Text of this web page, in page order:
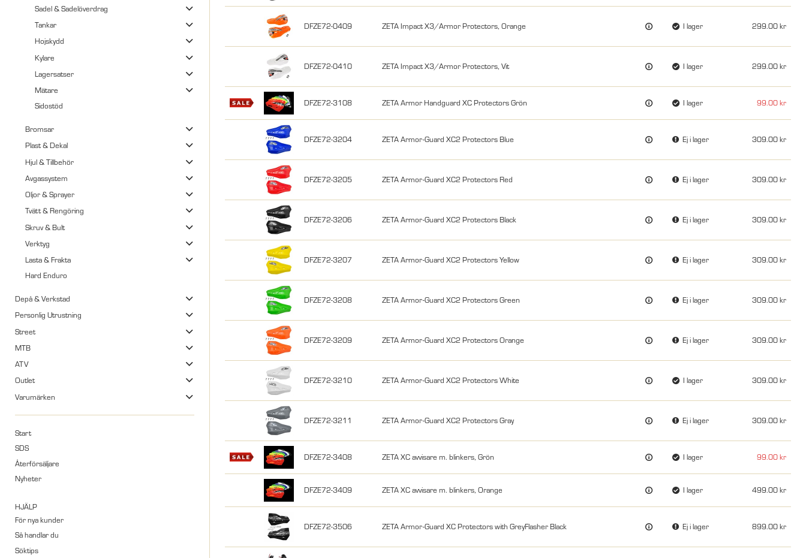
Sadel & Sadelöverdrag
Tankar
Hojskydd
Kylare
Lagersatser
Mätare
Sidostöd
Bromsar
Plast & Dekal
Hjul & Tillbehör
Avgassystem
Oljor & Sprayer
Tvätt & Rengöring
Skruv & Bult
Verktyg
Lasta & Frakta
Hard Enduro
Depå & Verkstad
Personlig Utrustning
Street
MTB
ATV
Outlet
Varumärken
Start
SDS
Återförsäljare
Nyheter
HJÄLP
För nya kunder
Så handlar du
Söktips
DFZE72-0409 ZETA Impact X3/Armor Protectors, Orange I lager 299.00
DFZE72-0410 ZETA Impact X3/Armor Protectors, Vit I lager 299.00
DFZE72-3108 ZETA Armor Handguard XC Protectors Grön I lager 99.00
DFZE72-3204 ZETA Armor-Guard XC2 Protectors Blue Ej i lager 309.00
DFZE72-3205 ZETA Armor-Guard XC2 Protectors Red Ej i lager 309.00
DFZE72-3206 ZETA Armor-Guard XC2 Protectors Black Ej i lager 309.00
DFZE72-3207 ZETA Armor-Guard XC2 Protectors Yellow Ej i lager 309.00
DFZE72-3208 ZETA Armor-Guard XC2 Protectors Green Ej i lager 309.00
DFZE72-3209 ZETA Armor-Guard XC2 Protectors Orange Ej i lager 309.00
DFZE72-3210 ZETA Armor-Guard XC2 Protectors White I lager 309.00
DFZE72-3211 ZETA Armor-Guard XC2 Protectors Gray Ej i lager 309.00
DFZE72-3408 ZETA XC avvisare m. blinkers, Grön I lager 99.00
DFZE72-3409 ZETA XC avvisare m. blinkers, Orange I lager 499.00
DFZE72-3506 ZETA Armor-Guard XC Protectors with GreyFlasher Black Ej i lager 899.00